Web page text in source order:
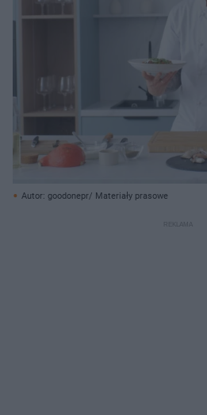
Autor: goodonepr/ Materiały prasowe